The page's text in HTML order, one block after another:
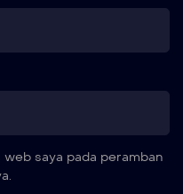
web saya pada peramban